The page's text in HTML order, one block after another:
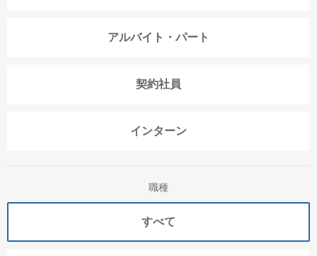
アルバイト・パート
契約社員
インターン
職種
すべて